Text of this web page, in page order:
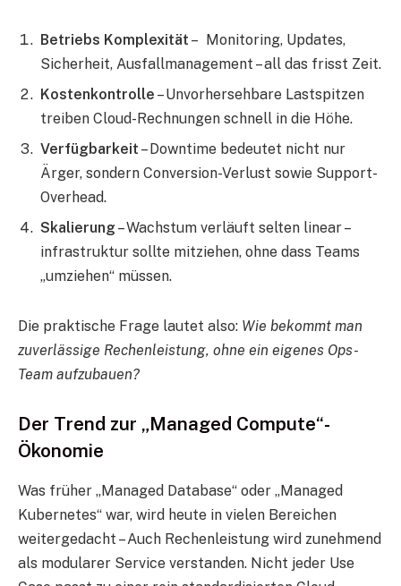
Betriebs Komplexität – Monitoring, Updates,
Sicherheit, Ausfallmanagement – all das frisst Zeit.
Kostenkontrolle – Unvorhersehbare Lastspitzen
treiben Cloud-Rechnungen schnell in die Höhe.
Verfügbarkeit – Downtime bedeutet nicht nur
Ärger, sondern Conversion-Verlust sowie Support-
Overhead.
Skalierung – Wachstum verläuft selten linear –
infrastruktur sollte mitziehen, ohne dass Teams
„umziehen“ müssen.
Die praktische Frage lautet also: Wie bekommt man
zuverlässige Rechenleistung, ohne ein eigenes Ops-
Team aufzubauen?
Der Trend zur „Managed Compute“-
Ökonomie
Was früher „Managed Database“ oder „Managed
Kubernetes“ war, wird heute in vielen Bereichen
weitergedacht – Auch Rechenleistung wird zunehmend
als modularer Service verstanden. Nicht jeder Use